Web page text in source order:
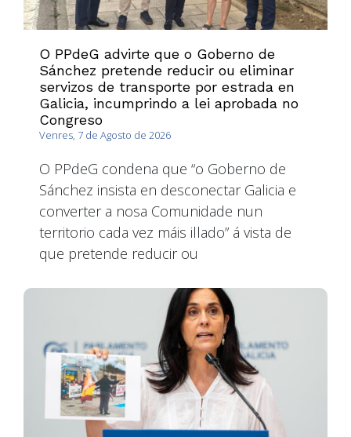
O PPdeG advirte que o Goberno de
Sánchez pretende reducir ou eliminar
servizos de transporte por estrada en
Galicia, incumprindo a lei aprobada no
Congreso
Venres, 7 de Agosto de 2026
O PPdeG condena que “o Goberno de
Sánchez insista en desconectar Galicia e
converter a nosa Comunidade nun
territorio cada vez máis illado” á vista de
que pretende reducir ou